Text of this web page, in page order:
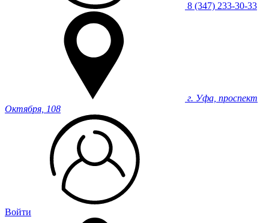
8 (347) 233-30-33
г. Уфа, проспект
Октября, 108
Войти